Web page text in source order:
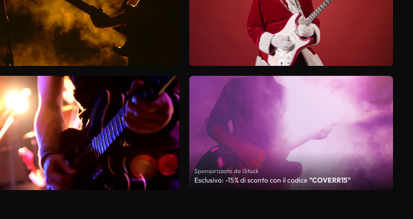
Sponsorizzato da iStock
Esclusivo: -15% di sconto con il codice "COVERR15"